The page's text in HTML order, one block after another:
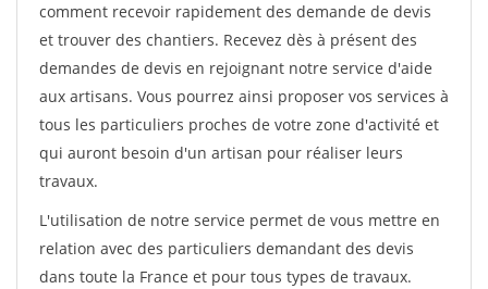
comment recevoir rapidement des demande de devis
et trouver des chantiers. Recevez dès à présent des
demandes de devis en rejoignant notre service d'aide
aux artisans. Vous pourrez ainsi proposer vos services à
tous les particuliers proches de votre zone d'activité et
qui auront besoin d'un artisan pour réaliser leurs
travaux.
L'utilisation de notre service permet de vous mettre en
relation avec des particuliers demandant des devis
dans toute la France et pour tous types de travaux.